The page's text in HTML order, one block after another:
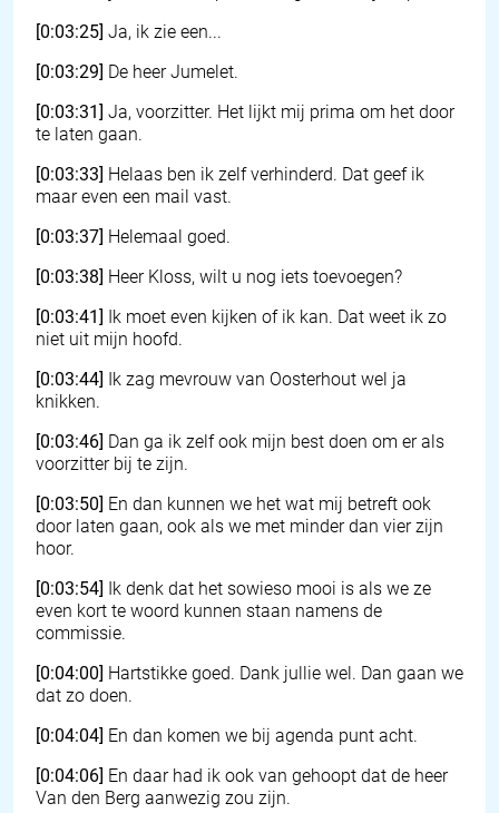
[0:03:25] Ja, ik zie een...
[0:03:29] De heer Jumelet.
[0:03:31] Ja, voorzitter. Het lijkt mij prima om het door
te laten gaan.
[0:03:33] Helaas ben ik zelf verhinderd. Dat geef ik
maar even een mail vast.
[0:03:37] Helemaal goed.
[0:03:38] Heer Kloss, wilt u nog iets toevoegen?
[0:03:41] Ik moet even kijken of ik kan. Dat weet ik zo
niet uit mijn hoofd.
[0:03:44] Ik zag mevrouw van Oosterhout wel ja
knikken.
[0:03:46] Dan ga ik zelf ook mijn best doen om er als
voorzitter bij te zijn.
[0:03:50] En dan kunnen we het wat mij betreft ook
door laten gaan, ook als we met minder dan vier zijn
hoor.
[0:03:54] Ik denk dat het sowieso mooi is als we ze
even kort te woord kunnen staan namens de
commissie.
[0:04:00] Hartstikke goed. Dank jullie wel. Dan gaan we
dat zo doen.
[0:04:04] En dan komen we bij agenda punt acht.
[0:04:06] En daar had ik ook van gehoopt dat de heer
Van den Berg aanwezig zou zijn.